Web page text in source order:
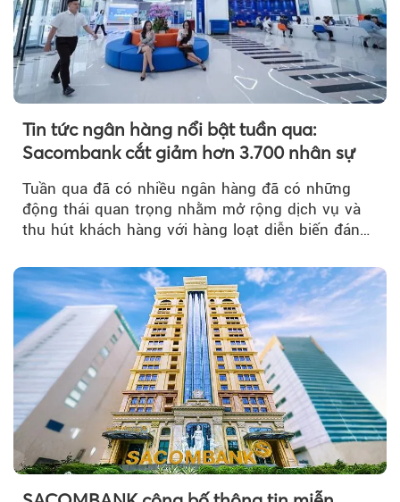
Tin tức ngân hàng nổi bật tuần qua:
Sacombank cắt giảm hơn 3.700 nhân sự
Tuần qua đã có nhiều ngân hàng đã có những
động thái quan trọng nhằm mở rộng dịch vụ và
thu hút khách hàng với hàng loạt diễn biến đáng